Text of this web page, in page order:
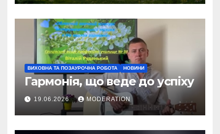
ВИХОВНА ТА ПОЗАУРОЧНА РОБОТА НОВИНИ
Гармонія, що веде до успіху
19.06.2026 MODERATION